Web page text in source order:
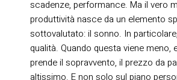
scadenze, performance. Ma il vero
produttività nasce da un elemento
sottovalutato: il sonno. In
qualità. Quando questa viene meno,
prende il sopravvento, il prezzo da
altissimo. E non solo sul piano